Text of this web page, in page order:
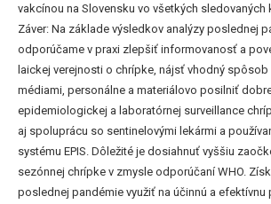
vakcínou na Slovensku vo všetkých sledovaných
Záver: Na základe výsledkov analýzy poslednej
odporúčame v praxi zlepšiť informovanosť a
laickej verejnosti o chrípke, nájsť vhodný
médiami, personálne a materiálovo posilniť
epidemiologickej a laboratórnej surveillance
aj spoluprácu so sentinelovými lekármi a
systému EPIS. Dôležité je dosiahnuť vyššiu
sezónnej chrípke v zmysle odporúčaní WHO.
poslednej pandémie využiť na účinnú a efektívnu